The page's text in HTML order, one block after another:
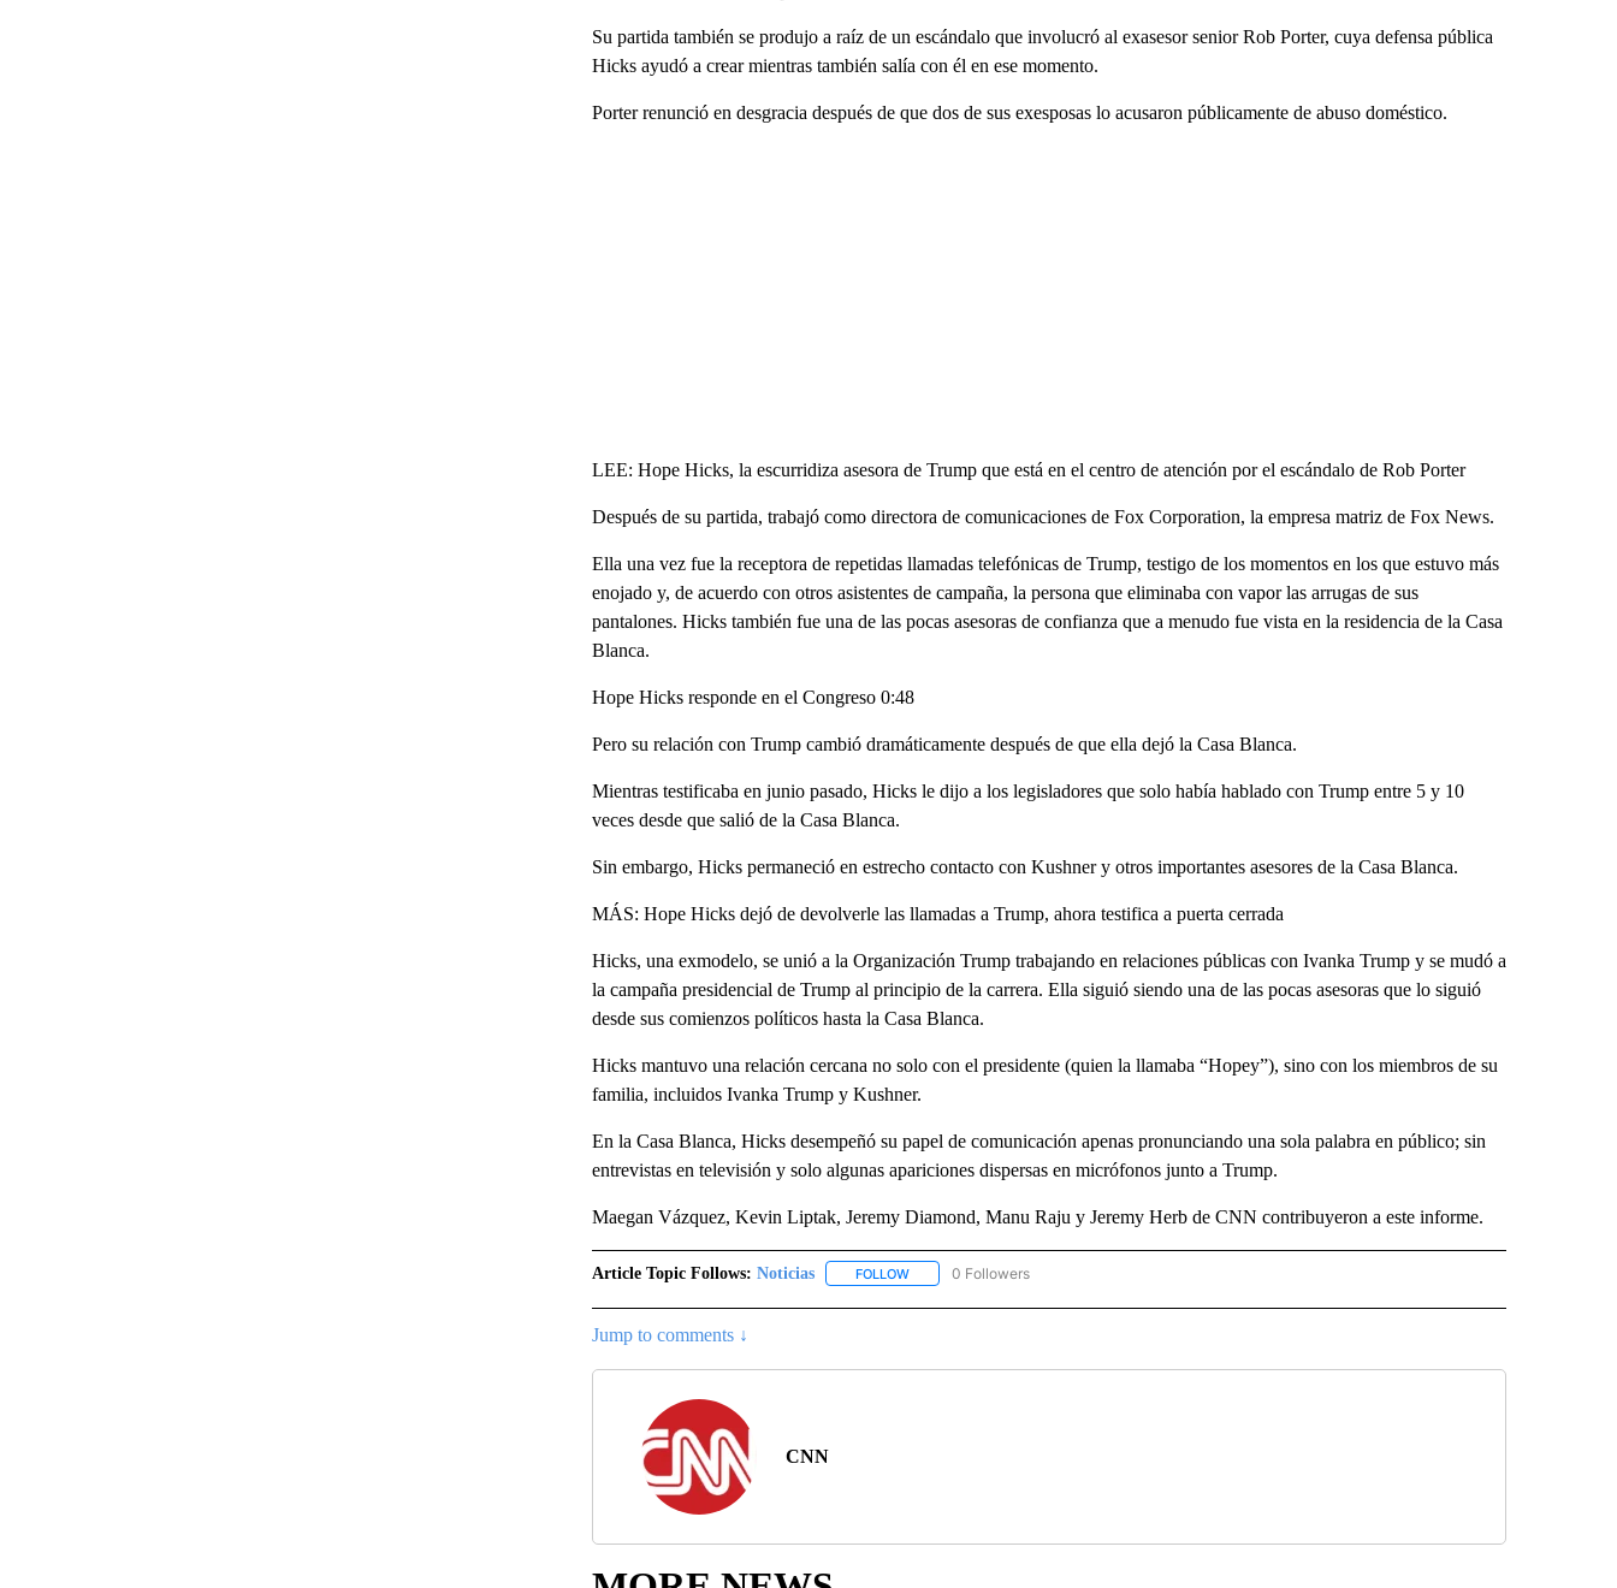
Su partida también se produjo a raíz de un escándalo que involucró al exasesor senior Rob Porter, cuya defensa pública
Hicks ayudó a crear mientras también salía con él en ese momento.
Porter renunció en desgracia después de que dos de sus exesposas lo acusaron públicamente de abuso doméstico.
LEE: Hope Hicks, la escurridiza asesora de Trump que está en el centro de atención por el escándalo de Rob Porter
Después de su partida, trabajó como directora de comunicaciones de Fox Corporation, la empresa matriz de Fox News.
Ella una vez fue la receptora de repetidas llamadas telefónicas de Trump, testigo de los momentos en los que estuvo más
enojado y, de acuerdo con otros asistentes de campaña, la persona que eliminaba con vapor las arrugas de sus
pantalones. Hicks también fue una de las pocas asesoras de confianza que a menudo fue vista en la residencia de la Casa
Blanca.
Hope Hicks responde en el Congreso 0:48
Pero su relación con Trump cambió dramáticamente después de que ella dejó la Casa Blanca.
Mientras testificaba en junio pasado, Hicks le dijo a los legisladores que solo había hablado con Trump entre 5 y 10
veces desde que salió de la Casa Blanca.
Sin embargo, Hicks permaneció en estrecho contacto con Kushner y otros importantes asesores de la Casa Blanca.
MÁS: Hope Hicks dejó de devolverle las llamadas a Trump, ahora testifica a puerta cerrada
Hicks, una exmodelo, se unió a la Organización Trump trabajando en relaciones públicas con Ivanka Trump y se mudó a
la campaña presidencial de Trump al principio de la carrera. Ella siguió siendo una de las pocas asesoras que lo siguió
desde sus comienzos políticos hasta la Casa Blanca.
Hicks mantuvo una relación cercana no solo con el presidente (quien la llamaba “Hopey”), sino con los miembros de su
familia, incluidos Ivanka Trump y Kushner.
En la Casa Blanca, Hicks desempeñó su papel de comunicación apenas pronunciando una sola palabra en público; sin
entrevistas en televisión y solo algunas apariciones dispersas en micrófonos junto a Trump.
Maegan Vázquez, Kevin Liptak, Jeremy Diamond, Manu Raju y Jeremy Herb de CNN contribuyeron a este informe.
Article Topic Follows: Noticias FOLLOWFOLLOW "NOTICIAS" TO RECEIVE NOTIFICATIONS ABOUT NEW PAGES ON "NOTICIAS".
0 Followers
Jump to comments ↓
CNN